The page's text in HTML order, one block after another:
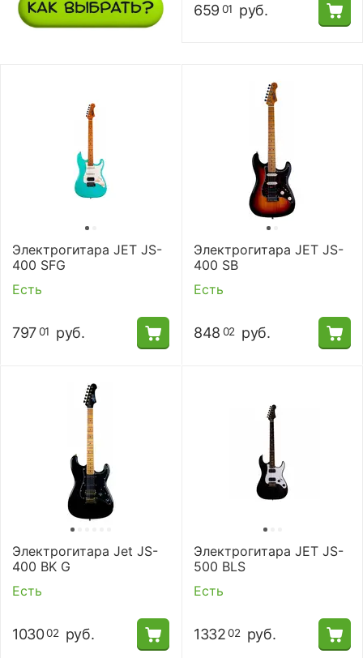
659 01 руб.
Электрогитара JET JS-
400 SFG
Есть
797 01 руб.
Электрогитара JET JS-
400 SB
Есть
848 02 руб.
Электрогитара Jet JS-
400 BK G
Есть
103002 руб.
Электрогитара JET JS-
500 BLS
Есть
1332 02 руб.